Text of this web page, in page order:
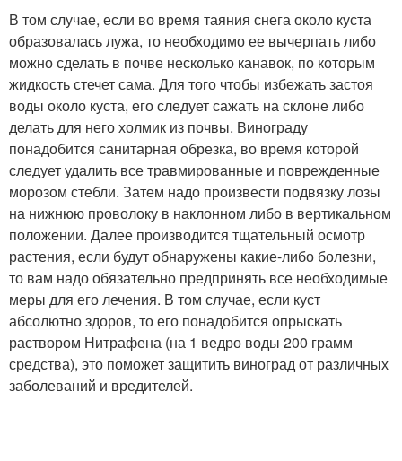
В том случае, если во время таяния снега около куста
образовалась лужа, то необходимо ее вычерпать либо
можно сделать в почве несколько канавок, по которым
жидкость стечет сама. Для того чтобы избежать застоя
воды около куста, его следует сажать на склоне либо
делать для него холмик из почвы. Винограду
понадобится санитарная обрезка, во время которой
следует удалить все травмированные и поврежденные
морозом стебли. Затем надо произвести подвязку лозы
на нижнюю проволоку в наклонном либо в вертикальном
положении. Далее производится тщательный осмотр
растения, если будут обнаружены какие-либо болезни,
то вам надо обязательно предпринять все необходимые
меры для его лечения. В том случае, если куст
абсолютно здоров, то его понадобится опрыскать
раствором Нитрафена (на 1 ведро воды 200 грамм
средства), это поможет защитить виноград от различных
заболеваний и вредителей.